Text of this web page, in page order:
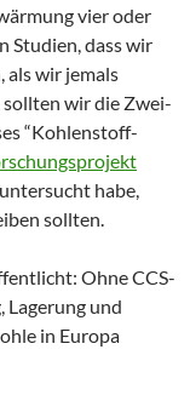
vier oder
Studien, dass wir
als wir jemals
wir die Zwei-
“Kohlenstoff-
habe,
sollten.
Ohne CCS-
Lagerung und
in Europa